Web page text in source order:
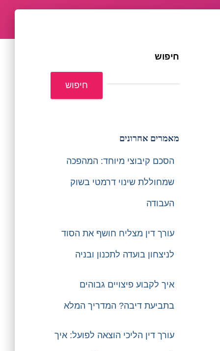
חיפוש
חיפוש
מאמרים אחרונים
הסכם קיבוצי מיוחד: המהפכה
שמחוללת שינוי דרמטי בשוק
העבודה
עורך דין מצליח חושף את הסוד
לניצחון בועדה לתכנון ובניה
איך לקבוע פיצויים גבוהים
בתביעת דיבה? המדריך המלא
עורך דין הליכי הוצאה לפועל: איך